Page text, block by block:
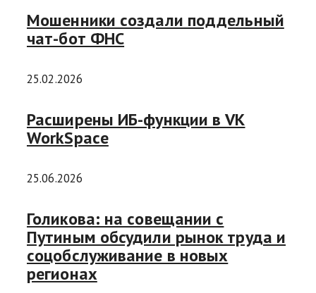
Мошенники создали поддельный
чат-бот ФНС
25.02.2026
Расширены ИБ-функции в VK
WorkSpace
25.06.2026
Голикова: на совещании с
Путиным обсудили рынок труда и
соцобслуживание в новых
регионах